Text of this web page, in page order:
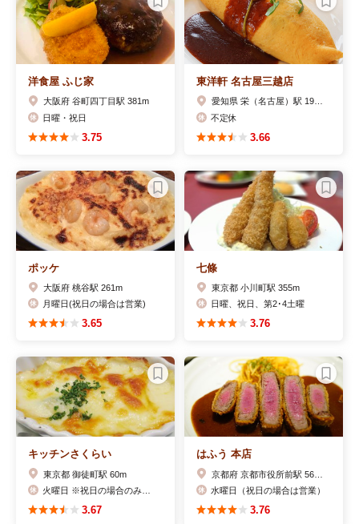
洋食屋 ふじ家
大阪府 谷町四丁目駅 381m
日曜・祝日
3.75
東洋軒 名古屋三越店
不定休
3.66
ポッケ
大阪府 桃谷駅 261m
月曜日(祝日の場合は営業)
3.65
七條
東京都 小川町駅 355m
日曜、祝日、第2･4土曜
3.76
キッチンさくらい
東京都 御徒町駅 60m
3.67
はふう 本店
水曜日（祝日の場合は営業）
3.76